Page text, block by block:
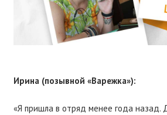
Ирина (позывной «Варежка»):
«Я пришла в отряд менее года назад.